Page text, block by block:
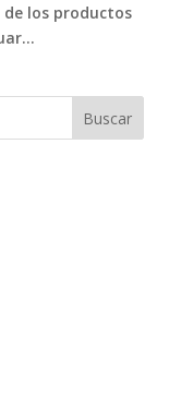
de los productos